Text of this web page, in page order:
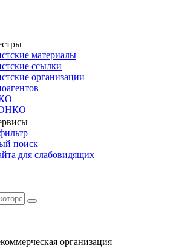
материалы
ссылки
организации
поиск
для слабовидящих
организация